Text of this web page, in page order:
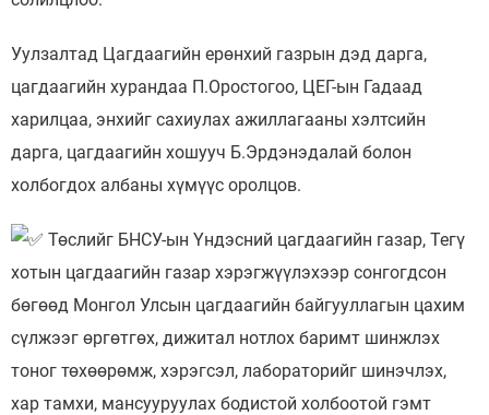
Уулзалтад Цагдаагийн ерөнхий газрын дэд дарга,
цагдаагийн хурандаа П.Оростогоо, ЦЕГ-ын Гадаад
харилцаа, энхийг сахиулах ажиллагааны хэлтсийн
дарга, цагдаагийн хошууч Б.Эрдэнэдалай болон
холбогдох албаны хүмүүс оролцов.
Төслийг БНСУ-ын Үндэсний цагдаагийн газар, Тегү
хотын цагдаагийн газар хэрэгжүүлэхээр сонгогдсон
бөгөөд Монгол Улсын цагдаагийн байгууллагын цахим
сүлжээг өргөтгөх, дижитал нотлох баримт шинжлэх
тоног төхөөрөмж, хэрэгсэл, лабораторийг шинэчлэх,
хар тамхи, мансууруулах бодистой холбоотой гэмт